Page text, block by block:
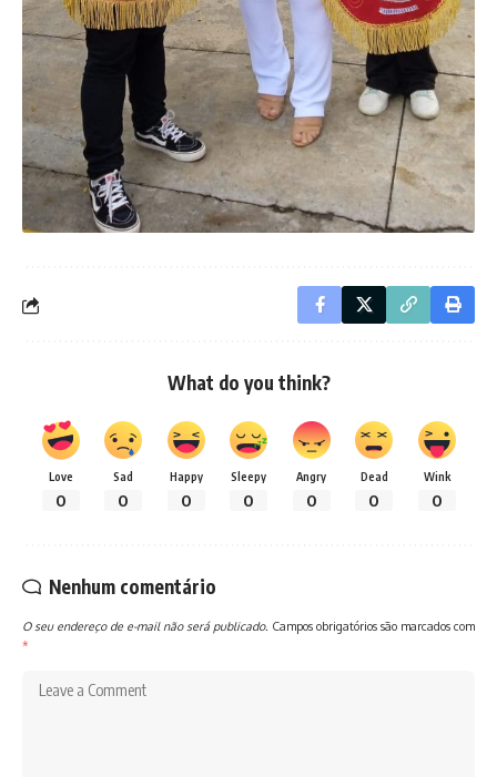
What do you think?
Love
0
Sad
0
Happy
0
Sleepy
0
Angry
0
Dead
0
Wink
0
Nenhum comentário
O seu endereço de e-mail não será publicado. Campos obrigatórios são marcados com
*